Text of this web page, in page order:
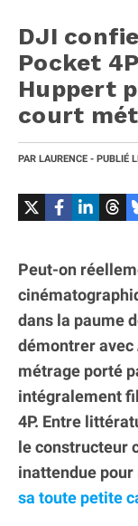
DJI
Pocket
Huppert
court
PAR LAURENCE - PUBLIÉ
Peut-on
dans la paume
démontrer avec
métrage porté
intégralement
4P. Entre
le constructeur
inattendue
sa toute petite